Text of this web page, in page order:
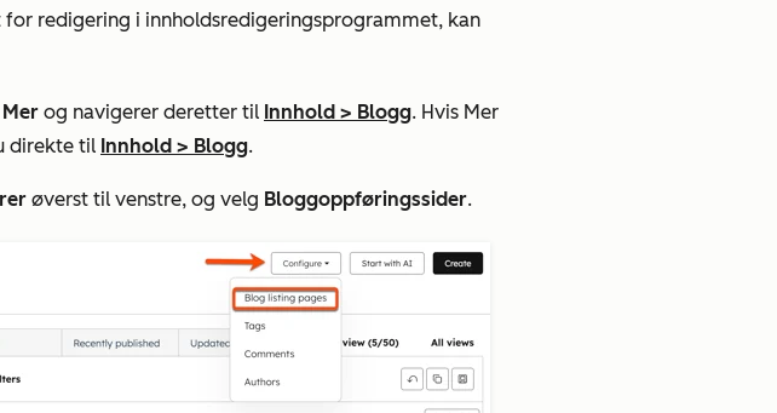
redigering i innholdsredigeringsprogrammet, kan
Mer og navigerer deretter til Innhold > Blogg. Hvis Mer
direkte til Innhold > Blogg.
øverst til venstre, og velg Bloggoppføringssider.